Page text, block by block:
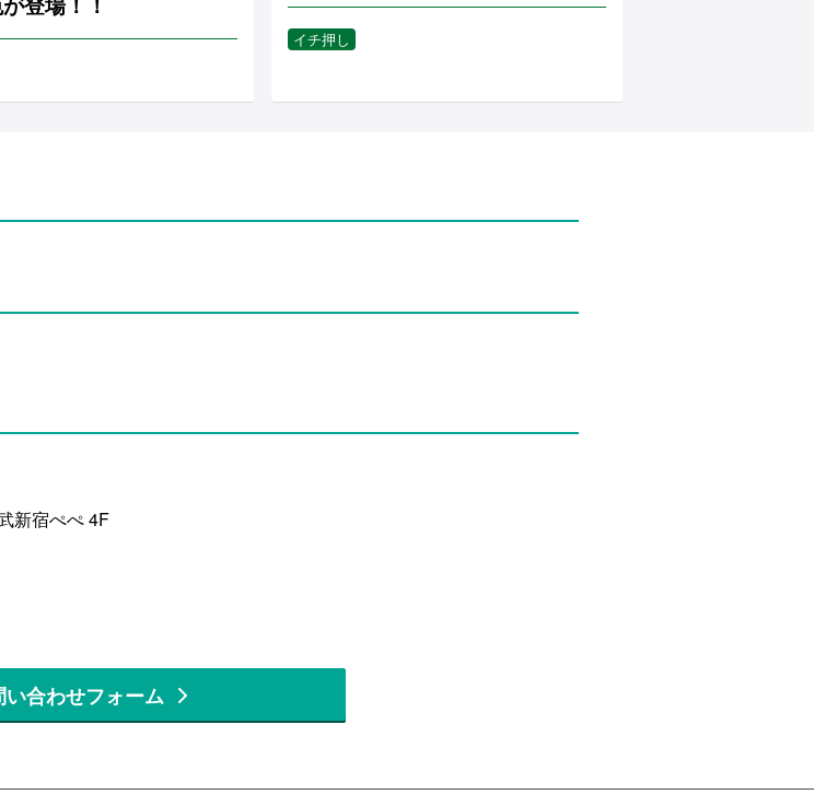
イチ押し
新宿ぺぺ 4F
い合わせフォーム